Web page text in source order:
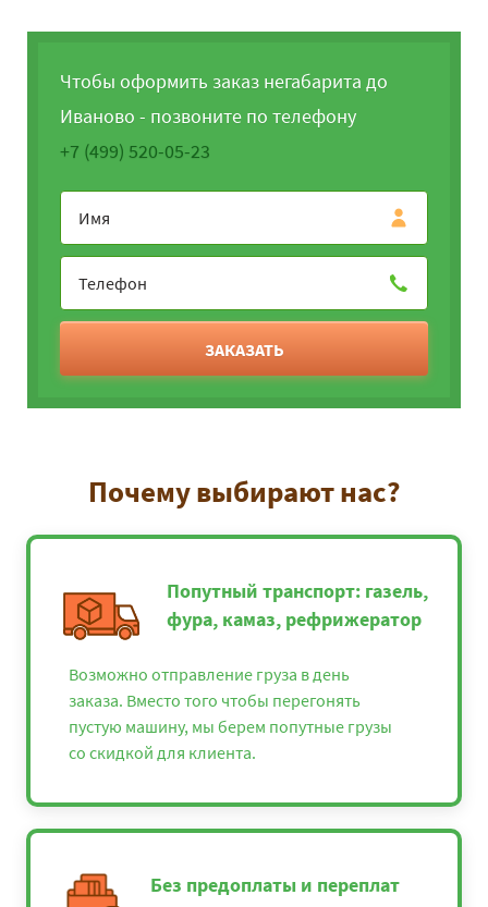
Чтобы оформить заказ негабарита до
Иваново - позвоните по телефону
+7 (499) 520-05-23
ЗАКАЗАТЬ
Почему выбирают нас?
Попутный транспорт: газель,
фура, камаз, рефрижератор
Возможно отправление груза в день
заказа. Вместо того чтобы перегонять
пустую машину, мы берем попутные грузы
со скидкой для клиента.
Без предоплаты и переплат